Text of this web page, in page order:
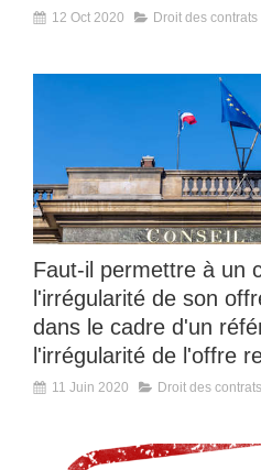
12 Oct 2020 Droit des
Faut-il permettre à un
l'irrégularité de son
dans le cadre d'un
l'irrégularité de l'offre
11 Juin 2020 Droit des